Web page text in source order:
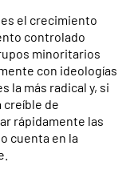
el crecimiento
controlado
minoritarios
con ideologías
la más radical y, si
creíble de
rápidamente las
cuenta en la